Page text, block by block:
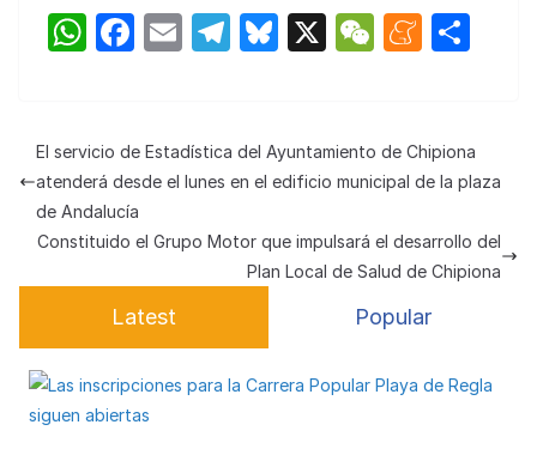
W
s
A
p
p
F
e
b
o
o
k
E
T
gr
a
m
Bl
s
k
y
X
W
h
at
M
e
a
m
e
p
ar
tir
El servicio de Estadística del Ayuntamiento de Chipiona
atenderá desde el lunes en el edificio municipal de la plaza
de Andalucía
Constituido el Grupo Motor que impulsará el desarrollo del
Plan Local de Salud de Chipiona
Latest Popular